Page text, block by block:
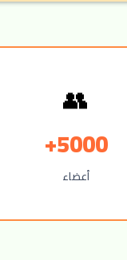
👥
5000+
أعضاء